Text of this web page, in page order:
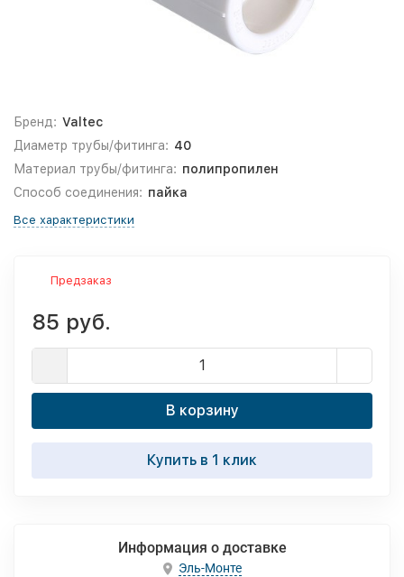
Бренд: Valtec
Диаметр трубы/фитинга: 40
Материал трубы/фитинга: полипропилен
Способ соединения: пайка
Все характеристики
Предзаказ
85 руб.
В корзину
Купить в 1 клик
Информация о доставке
Эль-Монте